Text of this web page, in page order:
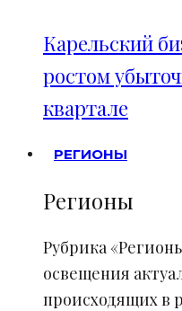
Карельский
ростом
квартале
РЕГИОНЫ
Регионы
Рубрика
освещения
происходящих в